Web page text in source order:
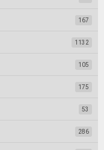
167
1132
105
175
53
286